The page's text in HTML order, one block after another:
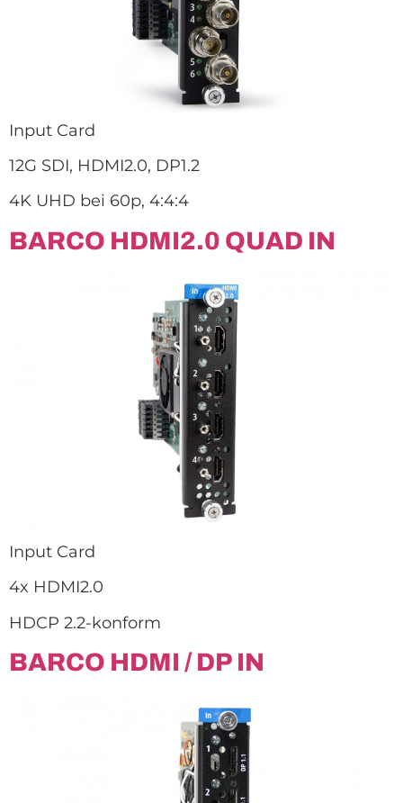
Input Card
12G SDI, HDMI2.0, DP1.2
4K UHD bei 60p, 4:4:4
BARCO HDMI2.0 QUAD IN
Input Card
4x HDMI2.0
HDCP 2.2-konform
BARCO HDMI / DP IN